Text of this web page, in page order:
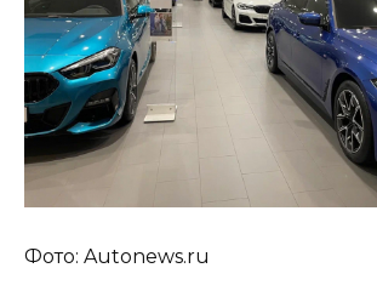
Фото: Autonews.ru